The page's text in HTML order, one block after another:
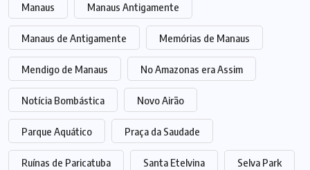
Manaus Manaus Antigamente
Manaus de Antigamente Memórias de Manaus
Mendigo de Manaus No Amazonas era Assim
Notícia Bombástica Novo Airão
Parque Aquático Praça da Saudade
Ruínas de Paricatuba Santa Etelvina Selva Park